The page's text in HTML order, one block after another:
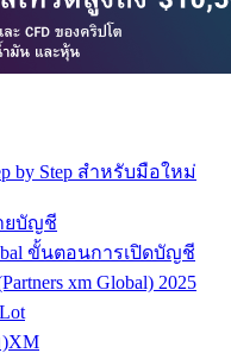
by Step สำหรับมือใหม่
ยบัญชี
ขั้นตอนการเปิดบัญชี
xm Global) 2025